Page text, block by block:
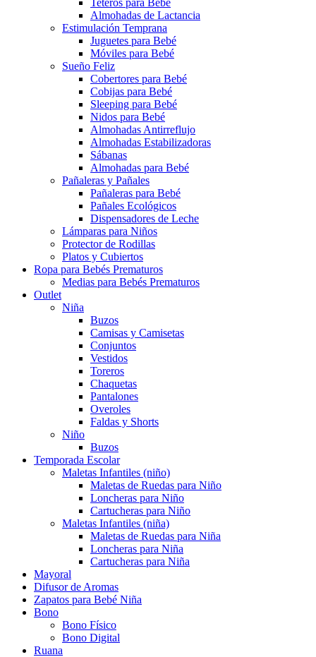
Almohadas de Lactancia
Estimulación Temprana
Juguetes para Bebé
Móviles para Bebé
Sueño Feliz
Cobertores para Bebé
Cobijas para Bebé
Sleeping para Bebé
Nidos para Bebé
Almohadas Antirreflujo
Almohadas Estabilizadoras
Sábanas
Almohadas para Bebé
Pañaleras y Pañales
Pañaleras para Bebé
Pañales Ecológicos
Dispensadores de Leche
Lámparas para Niños
Protector de Rodillas
Platos y Cubiertos
Ropa para Bebés Prematuros
Medias para Bebés Prematuros
Outlet
Niña
Buzos
Camisas y Camisetas
Conjuntos
Vestidos
Toreros
Chaquetas
Pantalones
Overoles
Faldas y Shorts
Niño
Buzos
Temporada Escolar
Maletas Infantiles (niño)
Maletas de Ruedas para Niño
Loncheras para Niño
Cartucheras para Niño
Maletas Infantiles (niña)
Maletas de Ruedas para Niña
Loncheras para Niña
Cartucheras para Niña
Mayoral
Difusor de Aromas
Zapatos para Bebé Niña
Bono
Bono Físico
Bono Digital
Ruana